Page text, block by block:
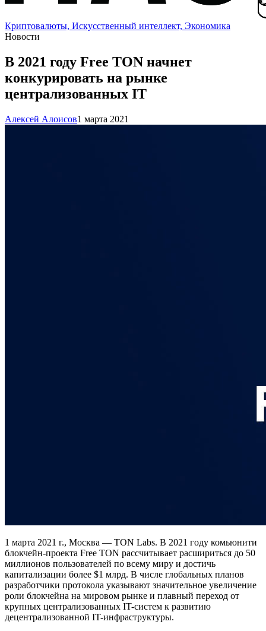
Криптовалюты, Искусственный интеллект, Экономика
Новости
В 2021 году Free TON начнет
конкурировать на рынке
централизованных IT
Алексей Алоисов1 марта 2021
1 марта 2021 г., Москва — TON Labs. В 2021 году комьюнити
блокчейн-проекта Free TON рассчитывает расшириться до 50
миллионов пользователей по всему миру и достичь
капитализации более $1 млрд. В числе глобальных планов
разработчики протокола указывают значительное увеличение
роли блокчейна на мировом рынке и плавный переход от
крупных централизованных IT-систем к развитию
децентрализованной IT-инфраструктуры.